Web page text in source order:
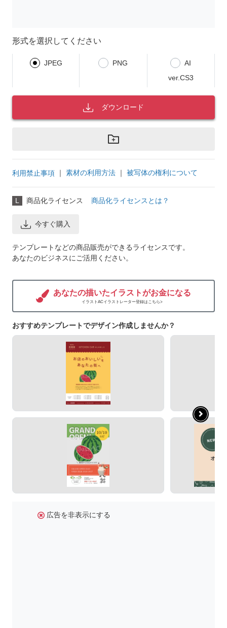
形式を選択してください
JPEG PNG
AI
ver.CS3
ダウンロード
利用禁止事項 ｜ 素材の利用方法 ｜ 被写体の権利について
L 商品化ライセンス 商品化ライセンスとは？
今すぐ購入
テンプレートなどの商品販売ができるライセンスです。
あなたのビジネスにご活用ください。
あなたの描いたイラストがお金になる
イラストACイラストレーター登録はこちら>
おすすめテンプレートでデザイン作成しませんか？
広告を非表示にする